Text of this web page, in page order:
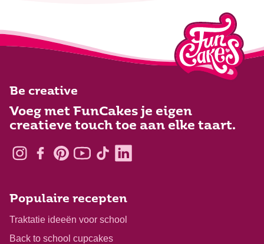
Be creative
Voeg met FunCakes je eigen
creatieve touch toe aan elke taart.
Populaire recepten
Traktatie ideeën voor school
Back to school cupcakes